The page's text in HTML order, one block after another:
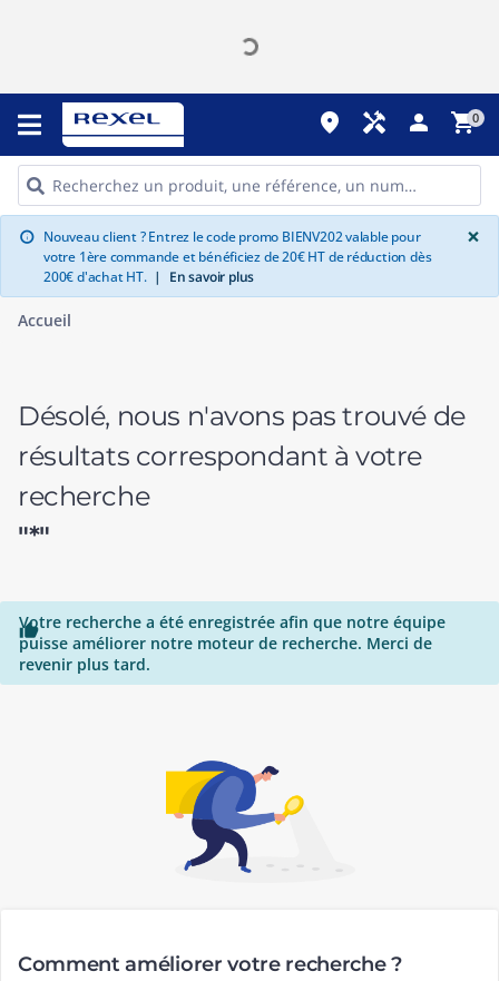
place handyman person shopping_cart0
info Nouveau client ? Entrez le code promo BIENV202 valable pour
votre 1ère commande et bénéficiez de 20€ HT de réduction dès
200€ d'achat HT. | En savoir plus
×
Accueil
Désolé, nous n'avons pas trouvé de
résultats correspondant à votre
recherche
"*"

Votre recherche a été enregistrée afin que notre équipe
puisse améliorer notre moteur de recherche. Merci de
revenir plus tard.
Comment améliorer votre recherche ?